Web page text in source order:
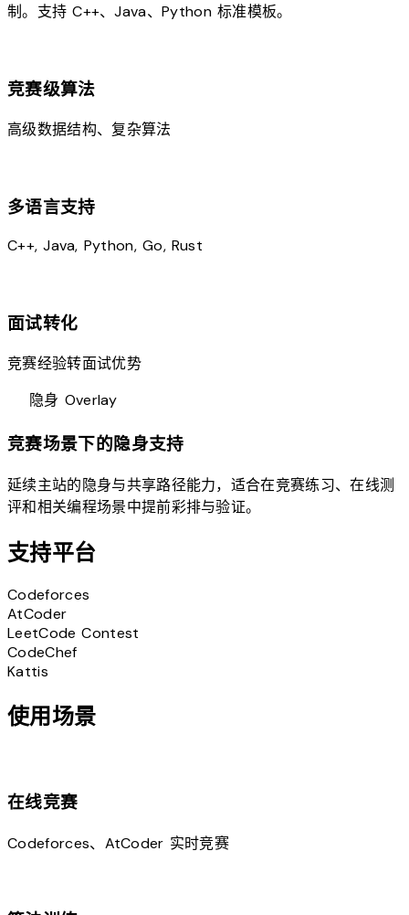
制。支持 C++、Java、Python 标准模板。
竞赛级算法
高级数据结构、复杂算法
多语言支持
C++, Java, Python, Go, Rust
面试转化
竞赛经验转面试优势
隐身 Overlay
竞赛场景下的隐身支持
延续主站的隐身与共享路径能力，适合在竞赛练习、在线测
评和相关编程场景中提前彩排与验证。
支持平台
Codeforces
AtCoder
LeetCode Contest
CodeChef
Kattis
使用场景
在线竞赛
Codeforces、AtCoder 实时竞赛